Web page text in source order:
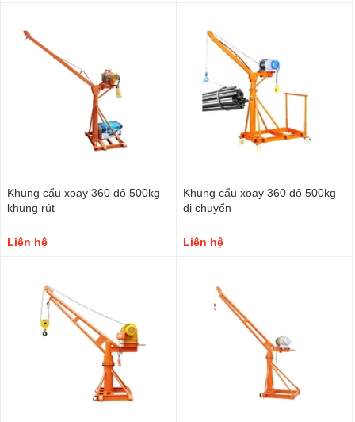
Khung cẩu xoay 360 độ 500kg
khung rút
Liên hệ
Khung cẩu xoay 360 độ 500kg
di chuyển
Liên hệ